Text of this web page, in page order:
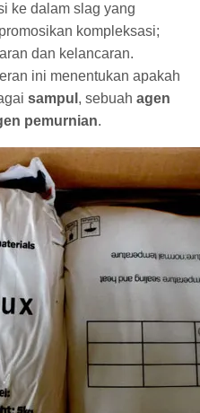
ke dalam slag yang
kompleksasi;
dan kelancaran.
ini menentukan apakah
sampul , sebuah agen
pemurnian.